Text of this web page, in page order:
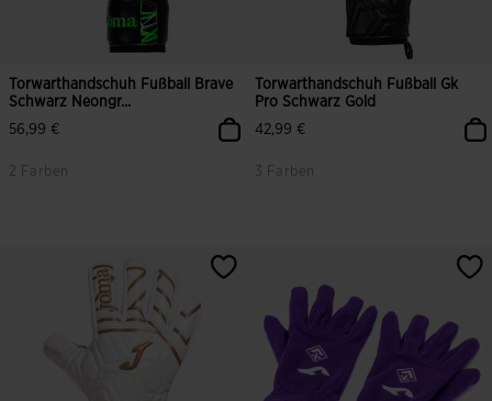
Torwarthandschuh Fußball Brave
Schwarz Neongr...
56,99 €
2 Farben
Torwarthandschuh Fußball Gk
Pro Schwarz Gold
42,99 €
3 Farben